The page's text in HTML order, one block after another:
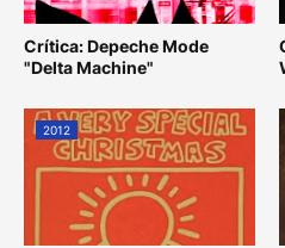
Crítica: Depeche Mode
"Delta Machine"
2012